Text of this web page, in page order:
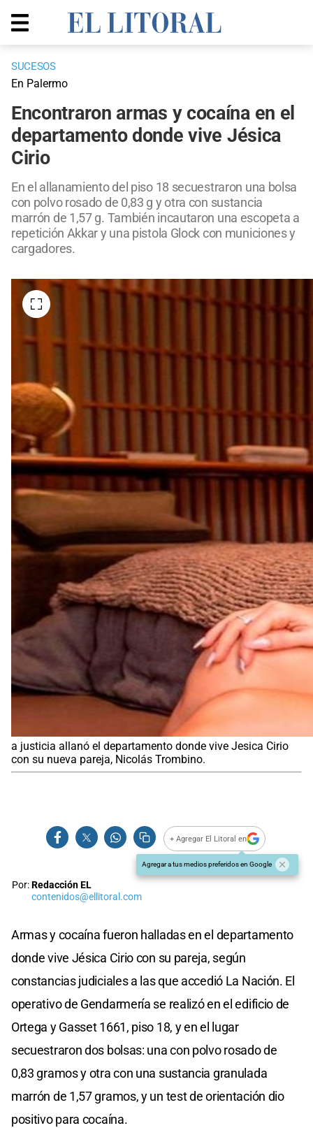
SUCESOS
En Palermo
Encontraron armas y cocaína en el
departamento donde vive Jésica
Cirio
En el allanamiento del piso 18 secuestraron una bolsa
con polvo rosado de 0,83 g y otra con sustancia
marrón de 1,57 g. También incautaron una escopeta a
repetición Akkar y una pistola Glock con municiones y
cargadores.
a justicia allanó el departamento donde vive Jesica Cirio
con su nueva pareja, Nicolás Trombino.
+ Agregar El Litoral en
Agregar a tus medios preferidos en Google
Por:Redacción EL
contenidos@ellitoral.com
Armas y cocaína fueron halladas en el departamento
donde vive Jésica Cirio con su pareja, según
constancias judiciales a las que accedió La Nación. El
operativo de Gendarmería se realizó en el edificio de
Ortega y Gasset 1661, piso 18, y en el lugar
secuestraron dos bolsas: una con polvo rosado de
0,83 gramos y otra con una sustancia granulada
marrón de 1,57 gramos, y un test de orientación dio
positivo para cocaína.